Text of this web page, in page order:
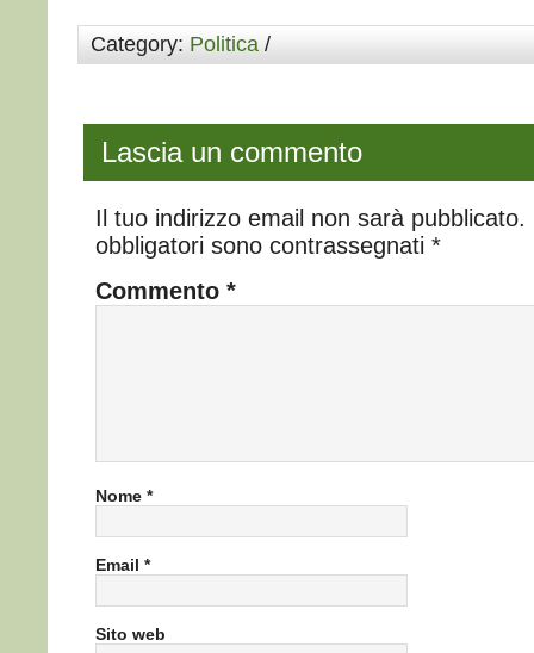
Category: Politica /
Lascia un commento
Il tuo indirizzo email non sarà pubblicato.
obbligatori sono contrassegnati *
Commento *
Nome *
Email *
Sito web